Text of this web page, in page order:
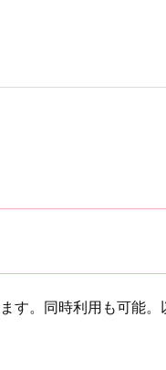
す。同時利用も可能